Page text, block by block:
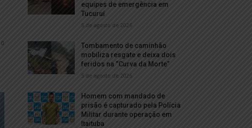
0
equipes de emergência em
Tucuruí
5 de agosto de 2026
Tombamento de caminhão
mobiliza resgate e deixa dois
feridos na “Curva da Morte”
5 de agosto de 2026
Homem com mandado de
prisão é capturado pela Polícia
Militar durante operação em
Itaituba